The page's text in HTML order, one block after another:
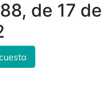
de 17